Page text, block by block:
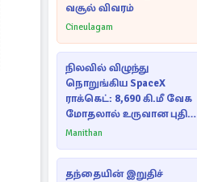
வசூல் விவரம்
Cineulagam
நிலவில் விழுந்து
நொறுங்கிய SpaceX
ராக்கெட்: 8,690 கி.மீ வேக
மோதலால் உருவான புதிய
பள்ளம்!
Manithan
தந்தையின் இறுதிச்